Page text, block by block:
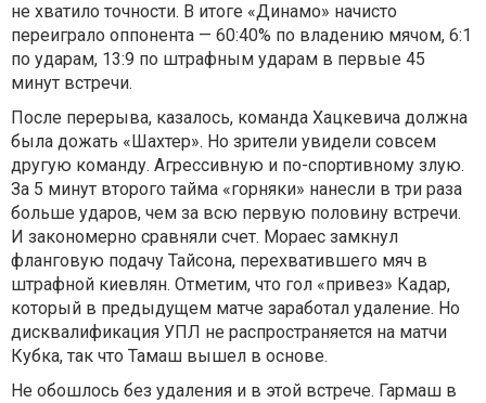
не хватило точности. В итоге «Динамо» начисто
переиграло оппонента — 60:40% по владению мячом, 6:1
по ударам, 13:9 по штрафным ударам в первые 45
минут встречи.
После перерыва, казалось, команда Хацкевича должна
была дожать «Шахтер». Но зрители увидели совсем
другую команду. Агрессивную и по-спортивному злую.
За 5 минут второго тайма «горняки» нанесли в три раза
больше ударов, чем за всю первую половину встречи.
И закономерно сравняли счет. Мораес замкнул
фланговую подачу Тайсона, перехватившего мяч в
штрафной киевлян. Отметим, что гол «привез» Кадар,
который в предыдущем матче заработал удаление. Но
дисквалификация УПЛ не распространяется на матчи
Кубка, так что Тамаш вышел в основе.
Не обошлось без удаления и в этой встрече. Гармаш в